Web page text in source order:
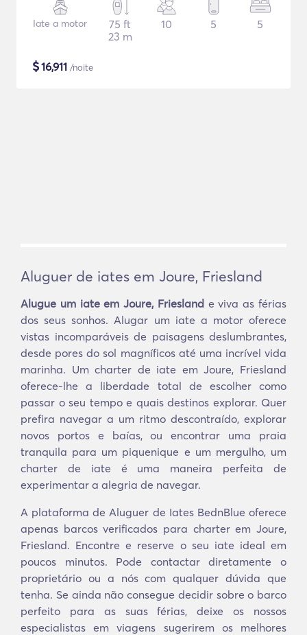
Iate a motor
75 ft
23 m
10 5 5
$16,911 /noite
Aluguer de iates em Joure, Friesland
Alugue um iate em Joure, Friesland e viva as férias
dos seus sonhos. Alugar um iate a motor oferece
vistas incomparáveis de paisagens deslumbrantes,
desde pores do sol magníficos até uma incrível vida
marinha. Um charter de iate em Joure, Friesland
oferece-lhe a liberdade total de escolher como
passar o seu tempo e quais destinos explorar. Quer
prefira navegar a um ritmo descontraído, explorar
novos portos e baías, ou encontrar uma praia
tranquila para um piquenique e um mergulho, um
charter de iate é uma maneira perfeita de
experimentar a alegria de navegar.
A plataforma de Aluguer de Iates BednBlue oferece
apenas barcos verificados para charter em Joure,
Friesland. Encontre e reserve o seu iate ideal em
poucos minutos. Pode contactar diretamente o
proprietário ou a nós com qualquer dúvida que
tenha. Se ainda não consegue decidir sobre o barco
perfeito para as suas férias, deixe os nossos
especialistas em viagens sugerirem os melhores